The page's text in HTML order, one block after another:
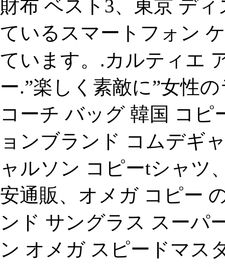
財布 ベスト3、東京 デ
ているスマートフォン
ています。.カルティエ
ー.”楽しく素敵に”女性
コーチ バッグ 韓国 コ
ョンブランド コムデギ
ャルソン コピーtシャツ
安通販、オメガ コピー
ンド サングラス スーパ
ン オメガ スピードマス